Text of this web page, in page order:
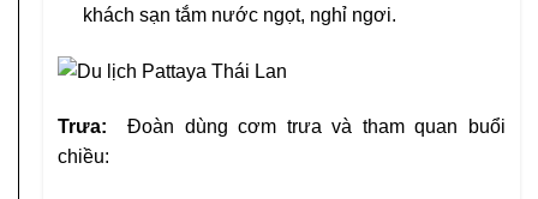
khách sạn tắm nước ngọt, nghỉ ngơi.
Trưa:Đoàn dùng cơm trưa và tham quan buổi
chiều: